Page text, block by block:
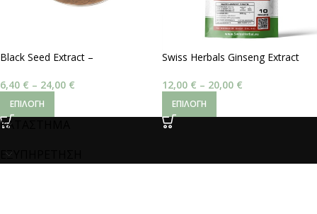
Black Seed Extract –
6,40 € – 24,00 €
ΕΠΙΛΟΓΉ
Swiss Herbals Ginseng Extract
12,00 € – 20,00 €
ΕΠΙΛΟΓΉ
ΚΑΤΑΣΤΗΜΑ
ΕΞΥΠΗΡΕΤΗΣΗ